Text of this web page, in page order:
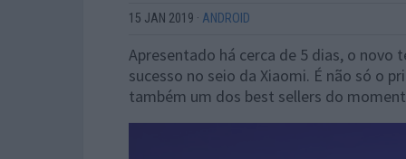
15 JAN 2019 · ANDROID
Apresentado há cerca de 5 dias, o
sucesso no seio da Xiaomi. É não só o
também um dos best sellers do